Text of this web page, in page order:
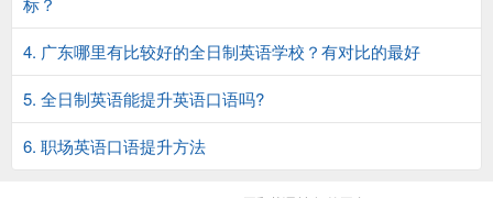
4. 广东哪里有比较好的全日制英语学校？有对比的最好
5. 全日制英语能提升英语口语吗?
6. 职场英语口语提升方法